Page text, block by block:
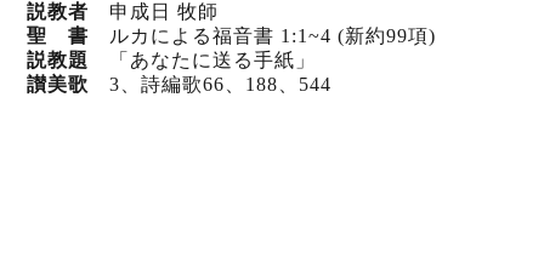
説教者 申成日 牧師
聖 書 ルカによる福音書 1:1~4 (新約99項)
説教題
「あなたに送る手紙」
讃美歌 3、詩編歌66 、188 、544